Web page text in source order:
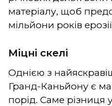
матеріалу, щоб
мільйони років
Міцні скелі
Однією з
Гранд-Каньйону є
порід. Саме різниця